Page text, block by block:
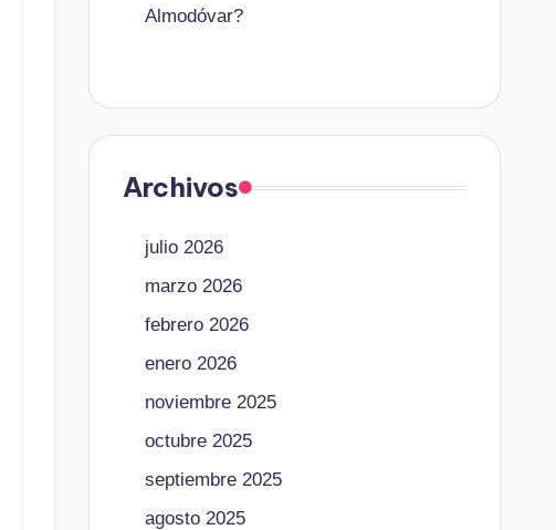
Almodóvar?
Archivos
julio 2026
marzo 2026
febrero 2026
enero 2026
noviembre 2025
octubre 2025
septiembre 2025
agosto 2025